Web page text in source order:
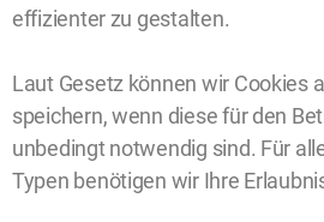
effizienter zu gestalten.
Laut Gesetz können wir Cookies
speichern, wenn diese für den
unbedingt notwendig sind. Für
Typen benötigen wir Ihre